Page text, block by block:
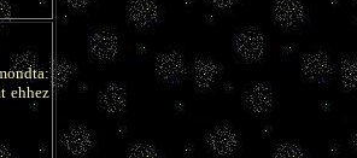
ehhez